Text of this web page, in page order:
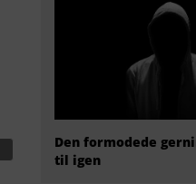
Den formodede
til igen